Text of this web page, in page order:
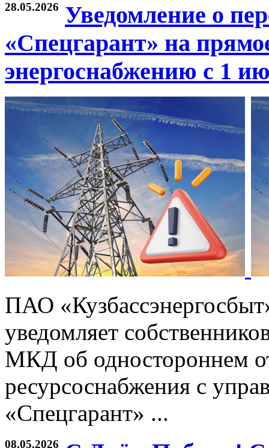
28.05.2026 Уведомление о
«Спецгарант» на
энергоснабжению с 1
ПАО
уведомляет
МКД об одностороннем
ресурсоснабжения с
«Спецгарант» ...
08.05.2026